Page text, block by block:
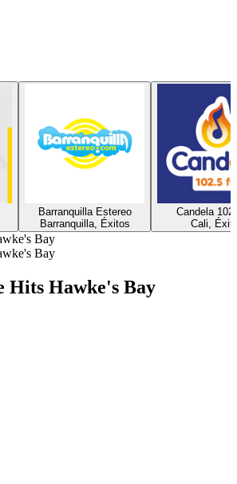
Barranquilla Estereo
Barranquilla, Éxitos
Candela
Cali,
Bay
Bay
Hits Hawke's Bay